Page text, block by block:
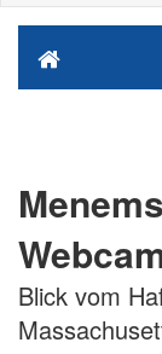
Blick vom